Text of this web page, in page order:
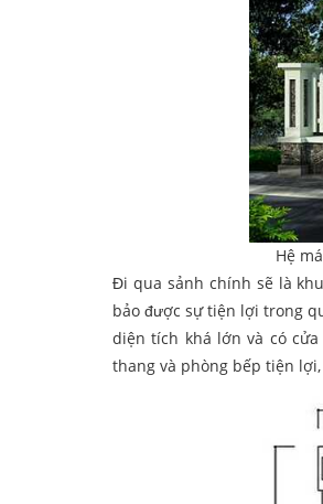
Hệ
Đi qua sảnh chính sẽ là
bảo được sự tiện lợi trong
diện tích khá lớn và có
thang và phòng bếp tiện